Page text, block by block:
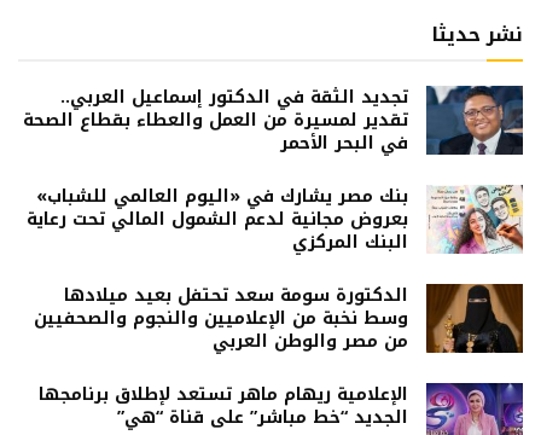
نشر حديثا
تجديد الثقة في الدكتور إسماعيل العربي..
تقدير لمسيرة من العمل والعطاء بقطاع الصحة
في البحر الأحمر
بنك مصر يشارك في «اليوم العالمي للشباب»
بعروض مجانية لدعم الشمول المالي تحت رعاية
البنك المركزي
الدكتورة سومة سعد تحتفل بعيد ميلادها
وسط نخبة من الإعلاميين والنجوم والصحفيين
من مصر والوطن العربي
الإعلامية ريهام ماهر تستعد لإطلاق برنامجها
الجديد “خط مباشر” على قناة “هي”